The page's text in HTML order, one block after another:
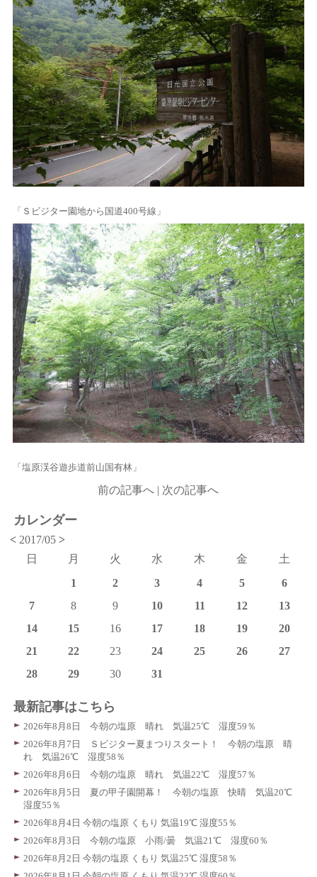
「Ｓビジター園地から国道400号線」
「塩原渓谷遊歩道前山国有林」
前の記事へ | 次の記事へ
カレンダー
< 2017/05>
日
月 火 水 木 金
土
1
2 3 4 5
6
7
8 9 10 11 12
13
14
15 16 17 18 19
20
21
22 23 24 25 26
27
28
29 30 31
最新記事はこちら
2026年8月8日 今朝の塩原 晴れ 気温25℃ 湿度59％
2026年8月7日 Ｓビジター夏まつりスタート！ 今朝の塩原 晴
れ 気温26℃ 湿度58％
2026年8月6日 今朝の塩原 晴れ 気温22℃ 湿度57％
2026年8月5日 夏の甲子園開幕！ 今朝の塩原 快晴 気温20℃
湿度55％
2026年8月4日 今朝の塩原 くもり 気温19℃ 湿度55％
2026年8月3日 今朝の塩原 小雨/曇 気温21℃ 湿度60％
2026年8月2日 今朝の塩原 くもり 気温25℃ 湿度58％